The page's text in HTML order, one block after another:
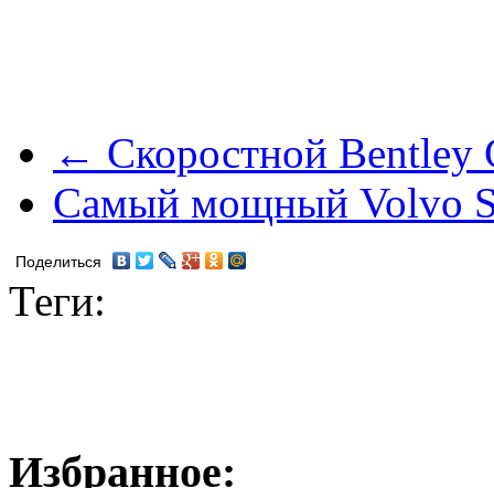
← Скоростной Bentley
Самый мощный Volvo
Поделиться
Теги:
Избранное: